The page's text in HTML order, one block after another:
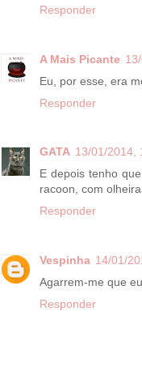
Responder
A Mais Picante
Eu, por esse, era
Responder
GATA 13/01/2014,
E depois tenho
racoon, com
Responder
Vespinha 14/01/
Agarrem-me que
Responder